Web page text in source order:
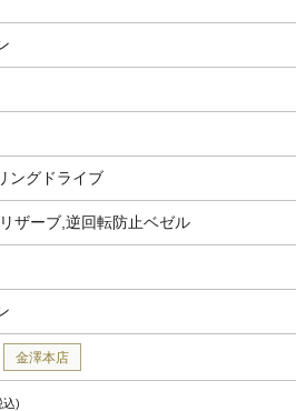
ングドライブ
ザーブ,逆回転防止ベゼル
金澤本店
込